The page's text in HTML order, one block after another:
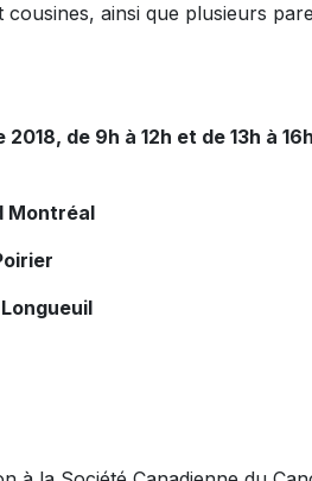
ainsi que plusieurs
de 9h à 12h et de 13h à 16h
Montréal